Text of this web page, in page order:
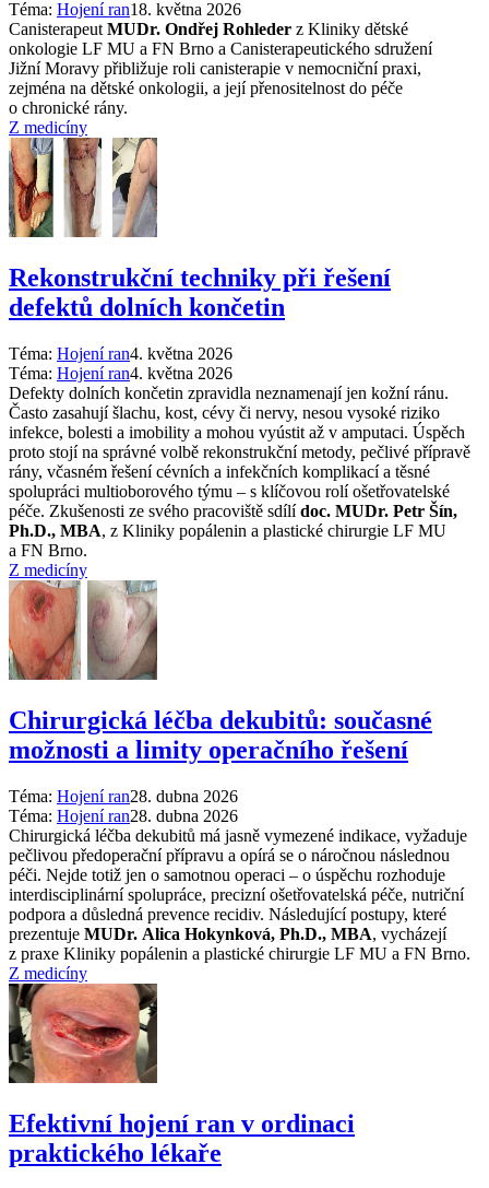
Téma: Hojení ran18. května 2026
Canisterapeut MUDr. Ondřej Rohleder z Kliniky dětské
onkologie LF MU a FN Brno a Canisterapeutického sdružení
Jižní Moravy přibližuje roli canisterapie v nemocniční praxi,
zejména na dětské onkologii, a její přenositelnost do péče
o chronické rány.
Z medicíny
Rekonstrukční techniky při řešení
defektů dolních končetin
Téma: Hojení ran4. května 2026
Téma: Hojení ran4. května 2026
Defekty dolních končetin zpravidla neznamenají jen kožní ránu.
Často zasahují šlachu, kost, cévy či nervy, nesou vysoké riziko
infekce, bolesti a imobility a mohou vyústit až v amputaci. Úspěch
proto stojí na správné volbě rekonstrukční metody, pečlivé přípravě
rány, včasném řešení cévních a infekčních komplikací a těsné
spolupráci multioborového týmu –⁠ s klíčovou rolí ošetřovatelské
péče. Zkušenosti ze svého pracoviště sdílídoc. MUDr. Petr Šín,
Ph.D., MBA, z Kliniky popálenin a plastické chirurgie LF MU
a FN Brno.
Z medicíny
Chirurgická léčba dekubitů: současné
možnosti a limity operačního řešení
Téma: Hojení ran28. dubna 2026
Téma: Hojení ran28. dubna 2026
Chirurgická léčba dekubitů má jasně vymezené indikace, vyžaduje
pečlivou předoperační přípravu a opírá se o náročnou následnou
péči. Nejde totiž jen o samotnou operaci –⁠ o úspěchu rozhoduje
interdisciplinární spolupráce, precizní ošetřovatelská péče, nutriční
podpora a důsledná prevence recidiv. Následující postupy, které
prezentuje MUDr. Alica Hokynková, Ph.D., MBA, vycházejí
z praxe Kliniky popálenin a plastické chirurgie LF MU a FN Brno.
Z medicíny
Efektivní hojení ran v ordinaci
praktického lékaře